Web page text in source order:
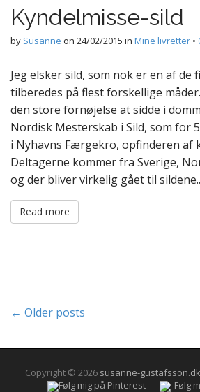
Kyndelmisse-sild
by Susanne on 24/02/2015 in Mine livretter •
Jeg elsker sild, som nok er en af de
tilberedes på flest forskellige
den store fornøjelse at sidde i
Nordisk Mesterskab i Sild, som for
i Nyhavns Færgekro, opfinderen af
Deltagerne kommer fra Sverige,
og der bliver virkelig gået til
Read more
P
← Older posts
Copyright © 2026 susanne-gustafsson.dk
Følg mig på Pinterest
Følg